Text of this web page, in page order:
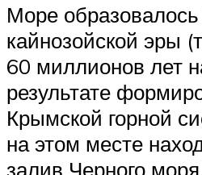
Море
кайнозойской эры
60 миллионов лет
результате
Крымской горной
на этом месте
залив Черного